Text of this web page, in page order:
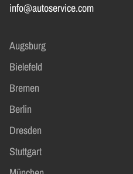
info@autoservice.com
Augsburg
Bielefeld
Bremen
Berlin
Dresden
Stuttgart